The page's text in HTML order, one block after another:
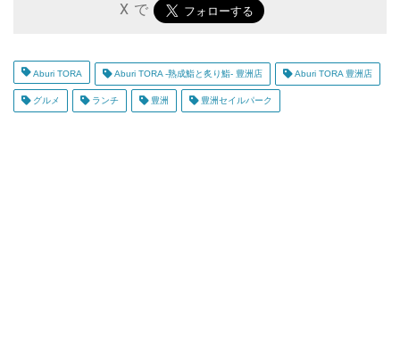
X で
Aburi TORA Aburi TORA -熟成鮨と炙り鮨- 豊洲店 Aburi TORA 豊洲店
グルメ ランチ 豊洲 豊洲セイルパーク